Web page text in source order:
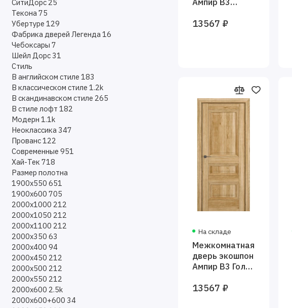
СитиДорс 25
Текона75
Убертуре 129
Фабрика дверей Легенда16
Чебоксары 7
Шейл Дорс 31
Стиль
В английском стиле 183
В классическом стиле 1.2k
В скандинавском стиле 265
В стиле лофт 182
Модерн 1.1k
Неоклассика 347
Прованс122
Современные 951
Хай-Тек 718
Размер полотна
1900х550 651
1900х600 705
2000х1000 212
2000х1050 212
2000х1100 212
2000х350 63
2000х400 94
2000х450 212
2000х500 212
2000х550 212
2000х600 2.5k
2000х600+600 34
Baguette
13567 ₽
На складе
Межкомнатная
дверь экошпон
Ампир В3 Голд
Baguette
13567 ₽